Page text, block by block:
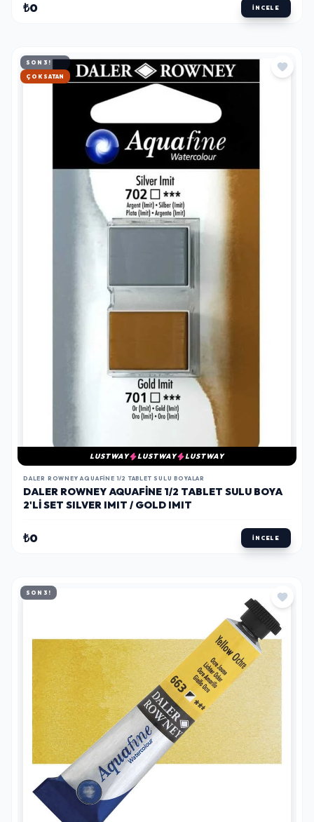
₺0 İNCELE
SON 3!
HIZLI KARGO
LUSTWAY LUSTWAY LUSTWAY
DALER ROWNEY AQUAFINE 1/2 TABLET SULU BOYALAR
DALER ROWNEY AQUAFINE 1/2 TABLET SULU BOYA
2'LI SET SILVER IMIT / GOLD IMIT
₺0 İNCELE
SON 3!